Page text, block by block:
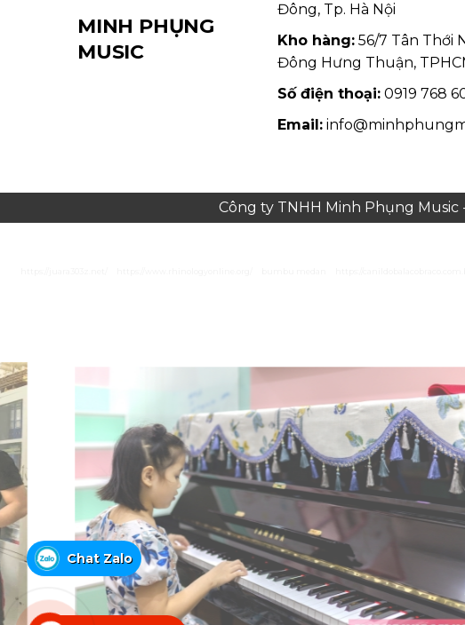
MINH PHỤNG
MUSIC
Đông, Tp. Hà Nội
Kho hàng: 56/7 Tân Thới
Đông Hưng Thuận,
Số điện thoại: 0919 768
Email:
Công ty TNHH Minh Phụng
Chat Zalo